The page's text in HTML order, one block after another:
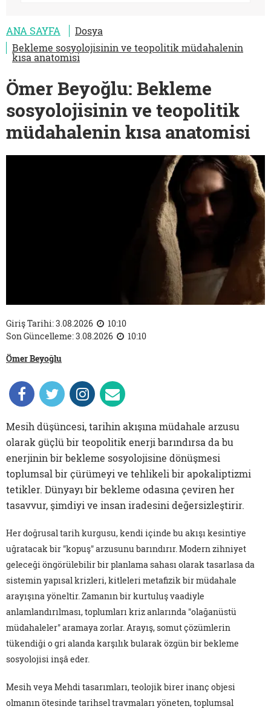
ANA SAYFA
Dosya
Bekleme sosyolojisinin ve teopolitik müdahalenin
kısa anatomisi
Ömer Beyoğlu: Bekleme
sosyolojisinin ve teopolitik
müdahalenin kısa anatomisi
Giriş Tarihi: 3.08.2026
10:10
Son Güncelleme: 3.08.2026
10:10
Ömer Beyoğlu
Mesih düşüncesi, tarihin akışına müdahale arzusu
olarak güçlü bir teopolitik enerji barındırsa da bu
enerjinin bir bekleme sosyolojisine dönüşmesi
toplumsal bir çürümeyi ve tehlikeli bir apokaliptizmi
tetikler. Dünyayı bir bekleme odasına çeviren her
tasavvur, şimdiyi ve insan iradesini değersizleştirir.
Her doğrusal tarih kurgusu, kendi içinde bu akışı kesintiye
uğratacak bir "kopuş" arzusunu barındırır. Modern zihniyet
geleceği öngörülebilir bir planlama sahası olarak tasarlasa da
sistemin yapısal krizleri, kitleleri metafizik bir müdahale
arayışına yöneltir. Zamanın bir kurtuluş vaadiyle
anlamlandırılması, toplumları kriz anlarında "olağanüstü
müdahaleler" aramaya zorlar. Arayış, somut çözümlerin
tükendiği o gri alanda karşılık bularak özgün bir bekleme
sosyolojisi inşâ eder.
Mesih veya Mehdi tasarımları, teolojik birer inanç objesi
olmanın ötesinde tarihsel travmaları yöneten, toplumsal